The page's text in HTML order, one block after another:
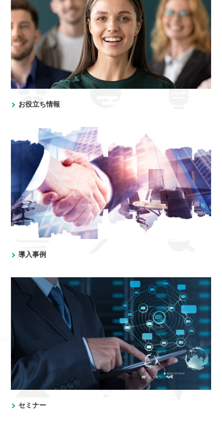
お役立ち情報
導入事例
セミナー